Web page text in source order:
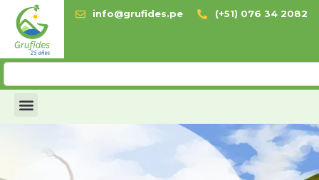
info@grufides.pe (+51) 076 34 2082